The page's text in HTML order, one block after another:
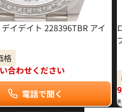
イデイト 228396TBR アイ
格
合わせください
電話で聞く